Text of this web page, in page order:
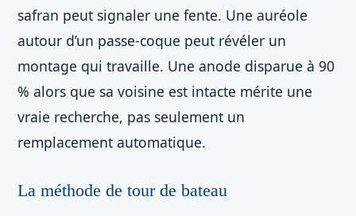
safran peut signaler une fente. Une auréole
autour d’un passe-coque peut révéler un
montage qui travaille. Une anode disparue à 90
% alors que sa voisine est intacte mérite une
vraie recherche, pas seulement un
remplacement automatique.
La méthode de tour de bateau